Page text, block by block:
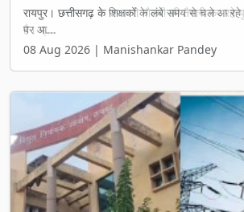
रायपुर। छत्तीसगढ़ के सरकारी नौकरी की तैयारी कर
है। प्...
08 Aug 2026 | Manishankar Pandey